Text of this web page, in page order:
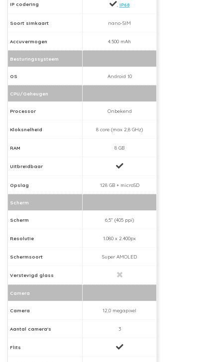
IP codering , IP68
Soort simkaart nano-SIM
Accuvermogen 4.500 mAh
Besturingssysteem
OS Android 10
CPU/Geheugen
Processor Onbekend
Kloksnelheid 8 core (max 2,8 GHz)
RAM 8 GB
Uitbreidbaar
Opslag 128 GB + microSD
Scherm
Scherm 6,5" (405 ppi)
Resolutie 1.080 x 2.400px
Schermsoort Super AMOLED
Verstevigd glass
Camera
Camera 12,0 megapixel
Aantal camera's 3
Flits